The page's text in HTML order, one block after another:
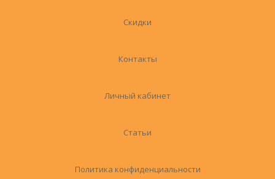
Скидки
Контакты
Личный кабинет
Статьи
Политика конфиденциальности